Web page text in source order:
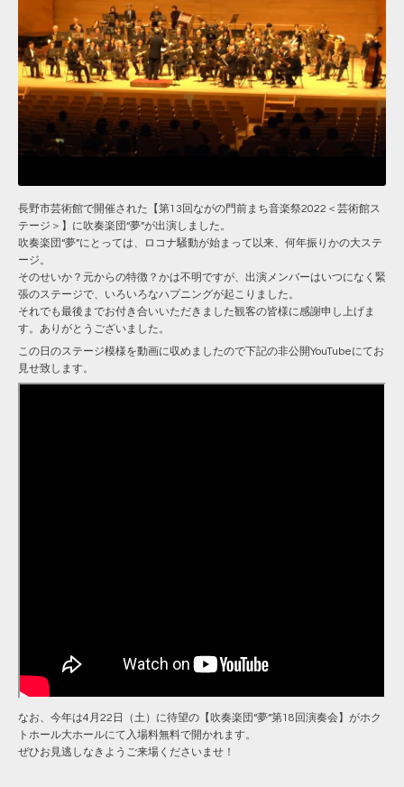
長野市芸術館で開催された【第13回ながの門前まち音楽祭2022＜芸術館ス
テージ＞】に吹奏楽団“夢”が出演しました。
吹奏楽団“夢”にとっては、ロコナ騒動が始まって以来、何年振りかの大ステ
ージ。
そのせいか？元からの特徴？かは不明ですが、出演メンバーはいつになく緊
張のステージで、いろいろなハプニングが起こりました。
それでも最後までお付き合いいただきました観客の皆様に感謝申し上げま
す。ありがとうございました。
この日のステージ模様を動画に収めましたので下記の非公開YouTubeにてお
見せ致します。
なお、今年は4月22日（土）に待望の【吹奏楽団“夢”第18回演奏会】がホク
トホール大ホールにて入場料無料で開かれます。
ぜひお見逃しなきようご来場くださいませ！